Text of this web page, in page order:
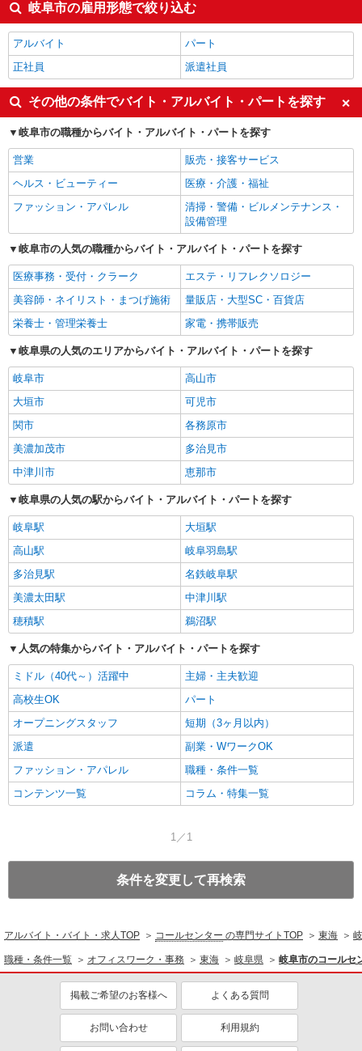
岐阜市の雇用形態で絞り込む
アルバイト
パート
正社員
派遣社員
その他の条件でバイト・アルバイト・パートを探す
岐阜市の職種からバイト・アルバイト・パートを探す
営業
販売・接客サービス
ヘルス・ビューティー
医療・介護・福祉
ファッション・アパレル
清掃・警備・ビルメンテナンス・
設備管理
岐阜市の人気の職種からバイト・アルバイト・パートを探す
医療事務・受付・クラーク
エステ・リフレクソロジー
美容師・ネイリスト・まつげ施術
量販店・大型SC・百貨店
栄養士・管理栄養士
家電・携帯販売
岐阜県の人気のエリアからバイト・アルバイト・パートを探す
岐阜市
高山市
大垣市
可児市
関市
各務原市
美濃加茂市
多治見市
中津川市
恵那市
岐阜県の人気の駅からバイト・アルバイト・パートを探す
岐阜駅
大垣駅
高山駅
岐阜羽島駅
多治見駅
名鉄岐阜駅
美濃太田駅
中津川駅
穂積駅
鵜沼駅
人気の特集からバイト・アルバイト・パートを探す
ミドル（40代～）活躍中
主婦・主夫歓迎
高校生OK
パート
オープニングスタッフ
短期（3ヶ月以内）
派遣
副業・WワークOK
ファッション・アパレル
職種・条件一覧
コンテンツ一覧
コラム・特集一覧
1／1
条件を変更して再検索
アルバイト・バイト・求人TOP コールセンター の専門サイトTOP 東海
職種・条件一覧 オフィスワーク・事務 東海 岐阜県 岐阜市のコールセ
掲載ご希望のお客様へ よくある質問
お問い合わせ 利用規約